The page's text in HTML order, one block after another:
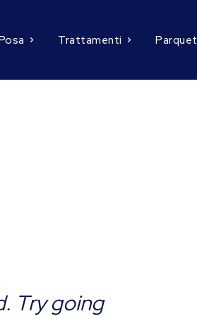
Trattamenti Parquet
Try going